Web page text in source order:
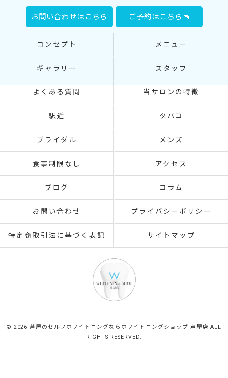
お問い合わせはこちら ご予約はこちら
コンセプト メニュー
ギャラリー スタッフ
よくある質問 当サロンの特徴
駅近 タバコ
ブライダル メンズ
食事制限なし アクセス
ブログ コラム
お問い合わせ プライバシーポリシー
特定商取引法に基づく表記 サイトマップ
© 2026 芦屋のセルフホワイトニングならホワイトニングショップ 芦屋店 ALL
RIGHTS RESERVED.